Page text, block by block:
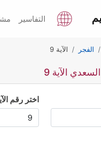
التفاسير
الفجر الآية 9
الآية 9
اختر رقم